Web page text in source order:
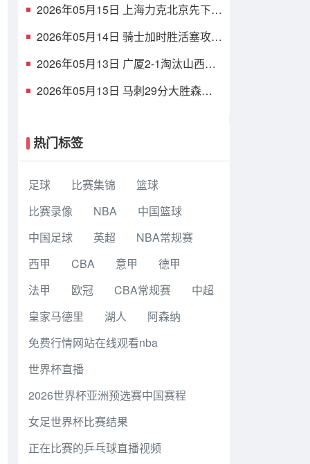
失误
2026年05月15日 上海力克北京先下一
13+9
2026年05月14日 骑士加时胜活塞攻占
39+7+9
2026年05月13日 广厦2-1淘汰山西！
复出
2026年05月13日 马刺29分大胜森林
热门标签
足球 比赛集锦
篮球
比赛录像
NBA
中国篮球
中国足球
英超
NBA常规赛
西甲
CBA 意甲
德甲
法甲
欧冠 CBA常规赛
中超
皇家马德里
湖人
阿森纳
免费行情网站在线观看nba
世界杯直播
2026世界杯亚洲预选赛中国赛程
女足世界杯比赛结果
正在比赛的乒乓球直播视频